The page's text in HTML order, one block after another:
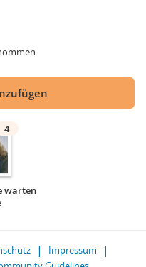
4
warten
Impressum